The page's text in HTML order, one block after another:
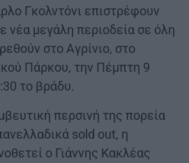
Γκολντόνι επιστρέφουν
νέα μεγάλη περιοδεία σε όλη
στο Αγρίνιο, στο
Πάρκου, την Πέμπτη 9
το βράδυ.
περσινή της πορεία
sold out, η
ο Γιάννης Κακλέας